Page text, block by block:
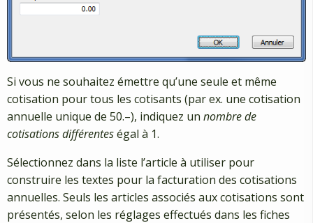
Si vous ne souhaitez émettre qu’une seule et même
cotisation pour tous les cotisants (par ex. une cotisation
annuelle unique de 50.–), indiquez un nombre de
cotisations différenteségal à 1.
Sélectionnez dans la liste l’article à utiliser pour
construire les textes pour la facturation des cotisations
annuelles. Seuls les articles associés aux cotisations sont
présentés, selon les réglages effectués dans les fiches